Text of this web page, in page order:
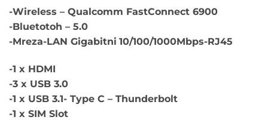
-Wireless – Qualcomm FastConnect 6900
-Bluetotoh – 5.0
-Mreza-LAN Gigabitni 10/100/1000Mbps-RJ45
-1 x HDMI
-3 x USB 3.0
-1 x USB 3.1- Type C – Thunderbolt
-1 x SIM Slot